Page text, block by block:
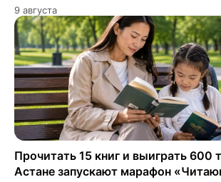
9 августа
Прочитать 15 книг и выиграть 600
Астане запускают марафон